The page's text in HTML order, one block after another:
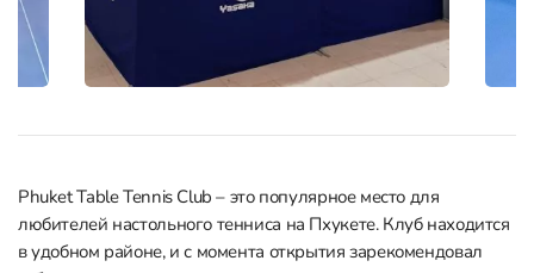
Phuket Table Tennis Club – это популярное место для
любителей настольного тенниса на Пхукете. Клуб находится
в удобном районе, и с момента открытия зарекомендовал